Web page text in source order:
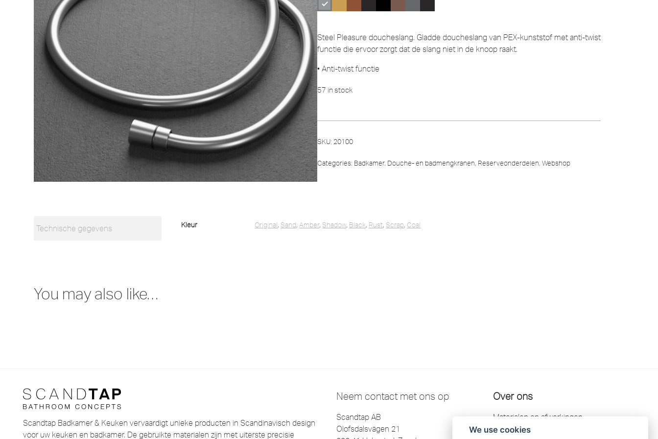
Steel Pleasure doucheslang. Gladde doucheslang van PEX-kunststof met anti-twist
functie die ervoor zorgt dat de slang niet in de knoop raakt.
• Anti-twist functie
57 in stock
SKU: 20100
Categories: Badkamer, Douche- en badmengkranen, Reserveonderdelen, Webshop
Technische gegevens Kleur Original, Sand,Amber, Shadow, Black, Rust, Scrap, Coal
You may also like…
Scandtap Badkamer & Keuken vervaardigt unieke producten in Scandinavisch design
voor uw keuken en badkamer. De gebruikte materialen zijn met uiterste precisie
Neem contact met ons op
Scandtap AB
Olofsdalsvägen 21
Over ons
Materialen en afwerkingen
Kontakt
We use cookies